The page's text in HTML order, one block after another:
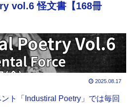
vol.6 怪文書【168冊
2025.08.17
ト「Industiral Poetry」では毎回